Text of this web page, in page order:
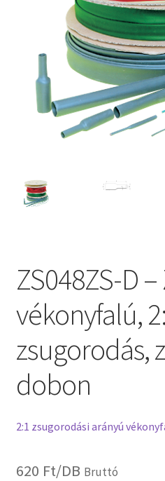
ZS048ZS-D
vékonyfalú,
zsugorodás,
dobon
2:1 zsugorodási arányú
620 Ft/DB Bruttó